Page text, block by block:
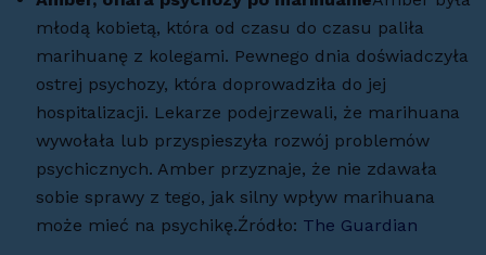
młodą kobietą, która od czasu do czasu paliła
marihuanę z kolegami. Pewnego dnia doświadczyła
ostrej psychozy, która doprowadziła do jej
hospitalizacji. Lekarze podejrzewali, że marihuana
wywołała lub przyspieszyła rozwój problemów
psychicznych. Amber przyznaje, że nie zdawała
sobie sprawy z tego, jak silny wpływ marihuana
może mieć na psychikę.Źródło: The Guardian